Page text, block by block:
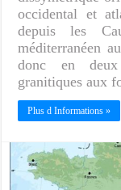
occidental et
depuis les
méditerranéen
donc en deux
granitiques aux
Plus d Informations »